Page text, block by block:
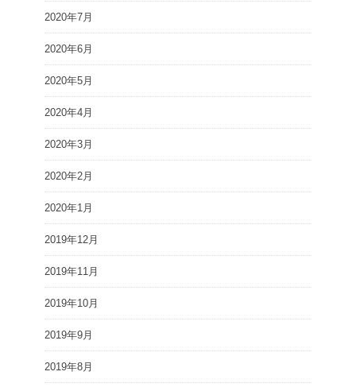
2020年7月
2020年6月
2020年5月
2020年4月
2020年3月
2020年2月
2020年1月
2019年12月
2019年11月
2019年10月
2019年9月
2019年8月